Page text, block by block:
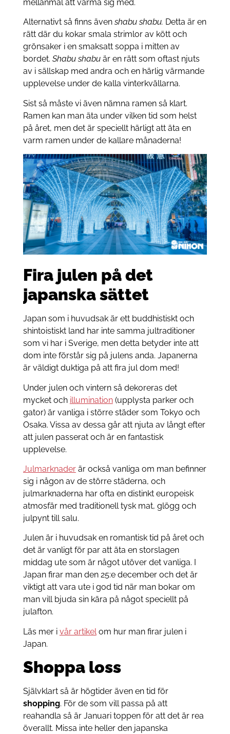
mellanmål att värma sig med.
Alternativt så finns ävenshabu shabu. Detta är en
rätt där du kokar smala strimlor av kött och
grönsaker i en smaksatt soppa i mitten av
bordet. Shabu shabuär en rätt som oftast njuts
av i sällskap med andra och en härlig värmande
upplevelse under de kalla vinterkvällarna.
Sist så måste vi även nämna ramen så klart.
Ramen kan man äta under vilken tid som helst
på året, men det är speciellt härligt att äta en
varm ramen under de kallare månaderna!
Fira julen på det
japanska sättet
Japan som i huvudsak är ett buddhistiskt och
shintoistiskt land har inte samma jultraditioner
som vi har i Sverige, men detta betyder inte att
dom inte förstår sig på julens anda. Japanerna
är väldigt duktiga på att fira jul dom med!
Under julen och vintern så dekoreras det
mycket och illumination(upplysta parker och
gator) är vanliga i större städer som Tokyo och
Osaka. Vissa av dessa går att njuta av långt efter
att julen passerat och är en fantastisk
upplevelse.
Julmarknaderär också vanliga om man befinner
sig i någon av de större städerna, och
julmarknaderna har ofta en distinkt europeisk
atmosfär med traditionell tysk mat, glögg och
julpynt till salu.
Julen är i huvudsak en romantisk tid på året och
det är vanligt för par att äta en storslagen
middag ute som är något utöver det vanliga. I
Japan firar man den 25:e december och det är
viktigt att vara ute i god tid när man bokar om
man vill bjuda sin kära på något speciellt på
julafton.
Läs mer i vår artikelom hur man firar julen i
Japan.
Shoppa loss
Självklart så är högtider även en tid för
shopping. För de som vill passa på att
reahandla så är Januari toppen för att det är rea
överallt. Missa inte heller den japanska